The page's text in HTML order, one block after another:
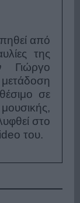
από
της
Γιώργο
σε
στο
του.